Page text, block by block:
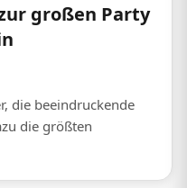
großen Party
die beeindruckende
die größten